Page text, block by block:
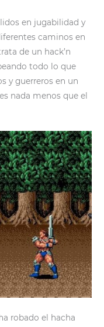
en jugabilidad y
caminos en
de un hack’n
todo lo que
y guerreros en un
nada menos que el
robado el hacha